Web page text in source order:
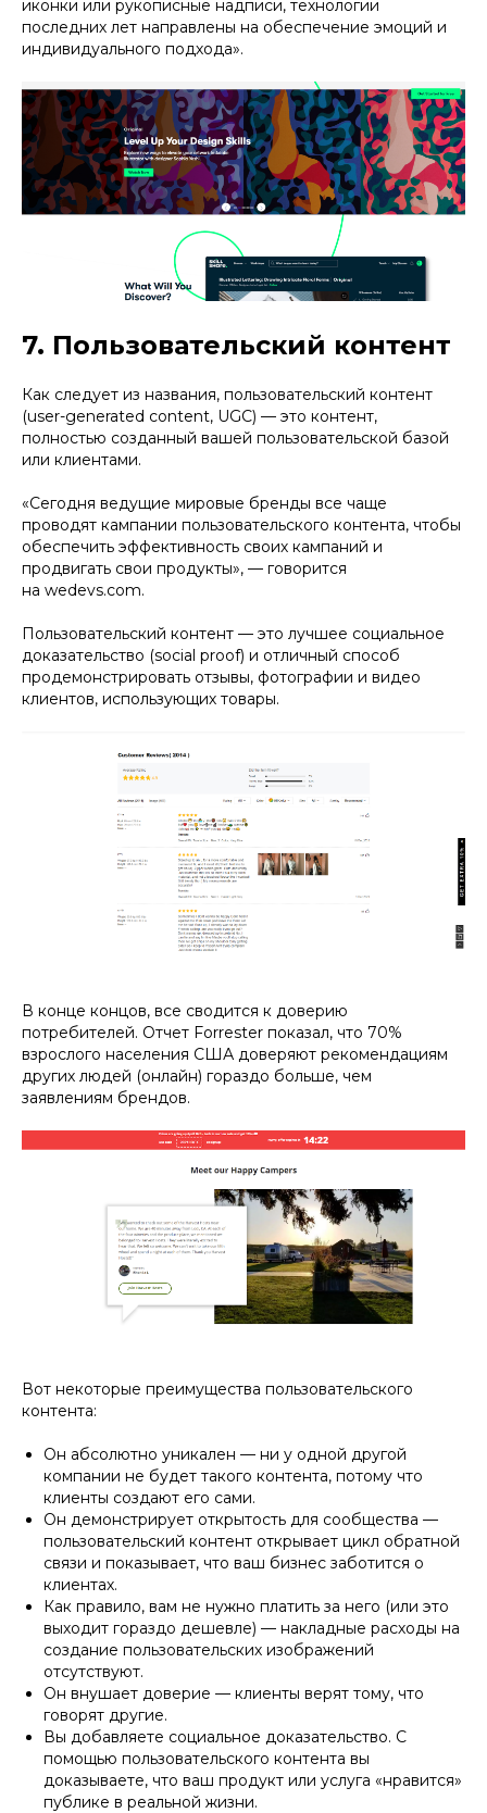
иконки или рукописные надписи, технологии
последних лет направлены на обеспечение эмоций и
индивидуального подхода».
7. Пользовательский контент
Как следует из названия, пользовательский контент
(user-generated content, UGC) — это контент,
полностью созданный вашей пользовательской базой
или клиентами.
«Сегодня ведущие мировые бренды все чаще
проводят кампании пользовательского контента, чтобы
обеспечить эффективность своих кампаний и
продвигать свои продукты», — говорится
на wedevs.com.
Пользовательский контент — это лучшее социальное
доказательство (social proof) и отличный способ
продемонстрировать отзывы, фотографии и видео
клиентов, использующих товары.
В конце концов, все сводится к доверию
потребителей. Отчет Forrester показал, что 70%
взрослого населения США доверяют рекомендациям
других людей (онлайн) гораздо больше, чем
заявлениям брендов.
Вот некоторые преимущества пользовательского
контента:
Он абсолютно уникален — ни у одной другой
компании не будет такого контента, потому что
клиенты создают его сами.
Он демонстрирует открытость для сообщества —
пользовательский контент открывает цикл обратной
связи и показывает, что ваш бизнес заботится о
клиентах.
Как правило, вам не нужно платить за него (или это
выходит гораздо дешевле) — накладные расходы на
создание пользовательских изображений
отсутствуют.
Он внушает доверие — клиенты верят тому, что
говорят другие.
Вы добавляете социальное доказательство. С
помощью пользовательского контента вы
доказываете, что ваш продукт или услуга «нравится»
публике в реальной жизни.